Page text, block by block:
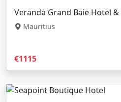
Veranda Grand Baie Hotel &
Mauritius
€1115